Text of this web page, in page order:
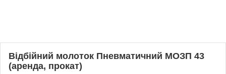
Відбійний молоток Пневматичний МОЗП 43
(аренда, прокат)